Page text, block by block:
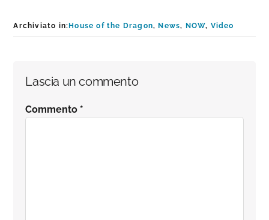
Archiviato in: House of the Dragon, News, NOW, Video
Interazioni
del
Lascia un commento
Commento *